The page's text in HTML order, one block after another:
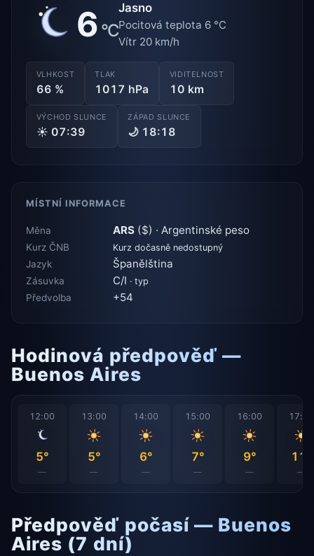
6 °C
Jasno
Pocitová teplota 6 °C
Vítr 20 km/h
VLHKOST
66 %
TLAK
1017 hPa
VIDITELNOST
10 km
VÝCHOD SLUNCE
☀ 07:39
ZÁPAD SLUNCE
🌙 18:18
MÍSTNÍ INFORMACE
Měna ARS ($) · Argentinské peso
Kurz ČNB Kurz dočasně nedostupný
Jazyk Španělština
Zásuvka C/I · typ
Předvolba +54
Hodinová předpověď —
Buenos Aires
12:00
5°
—
13:00
5°
—
14:00
6°
—
15:00
7°
—
16:00
9°
—
17:00
11°
—
Předpověď počasí — Buenos
Aires (7 dní)